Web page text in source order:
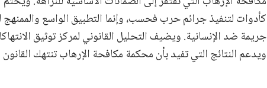
جريمة ضد الإنسانية. ويضيف التحليل القانوني لمركز توثيق
ويدعم النتائج التي تفيد بأن محكمة مكافحة الإرهاب تنتهك